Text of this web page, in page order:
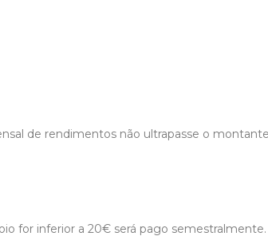
de rendimentos não ultrapasse o
for inferior a 20€ será pago